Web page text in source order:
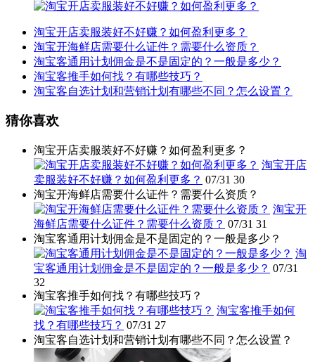
淘宝开店卖服装好不好赚？如何盈利更多？
淘宝开海鲜店需要什么证件？需要什么资质？
淘宝客通用计划佣金是不是固定的？一般是多少？
淘宝客推手如何找？有哪些技巧？
淘宝客自选计划和营销计划有哪些不同？怎么设置？
猜你喜欢
淘宝开店卖服装好不好赚？如何盈利更多？
淘宝开店
卖服装好不好赚？如何盈利更多？ 07/31 30
淘宝开海鲜店需要什么证件？需要什么资质？
淘宝开
海鲜店需要什么证件？需要什么资质？ 07/31 31
淘宝客通用计划佣金是不是固定的？一般是多少？
淘
宝客通用计划佣金是不是固定的？一般是多少？ 07/31
32
淘宝客推手如何找？有哪些技巧？
淘宝客推手如何
找？有哪些技巧？ 07/31 27
淘宝客自选计划和营销计划有哪些不同？怎么设置？